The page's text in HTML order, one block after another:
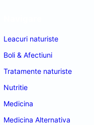
Leacuri naturiste
Boli & Afectiuni
Tratamente naturiste
Nutritie
Medicina
Medicina Alternativa